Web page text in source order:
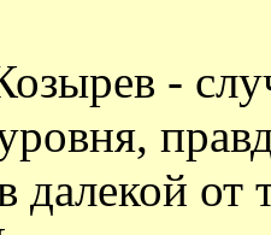
-
далекой от